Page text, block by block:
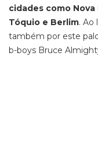
cidades como
Tóquio e Berlim. Ao
também por este
b-boys Bruce